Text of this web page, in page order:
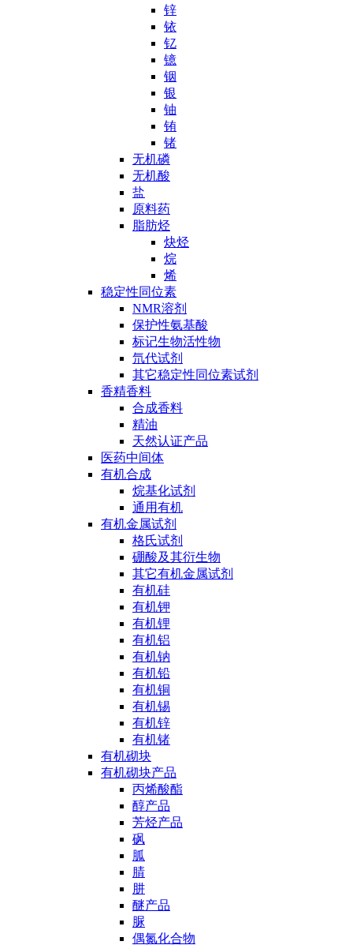
锌
铱
钇
镱
铟
银
铀
铕
锗
无机磷
无机酸
盐
原料药
脂肪烃
炔烃
烷
烯
稳定性同位素
NMR溶剂
保护性氨基酸
标记生物活性物
氘代试剂
其它稳定性同位素试剂
香精香料
合成香料
精油
天然认证产品
医药中间体
有机合成
烷基化试剂
通用有机
有机金属试剂
格氏试剂
硼酸及其衍生物
其它有机金属试剂
有机硅
有机钾
有机锂
有机铝
有机钠
有机铅
有机铜
有机锡
有机锌
有机锗
有机砌块
有机砌块产品
丙烯酸酯
醇产品
芳烃产品
砜
胍
腈
肼
醚产品
脲
偶氮化合物